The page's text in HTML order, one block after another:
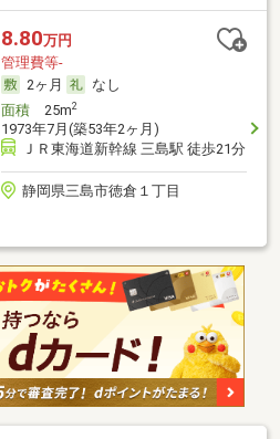
8.80万円
管理費等-
2ヶ月
なし
面積25m2
1973年7月(築53年2ヶ月)
ＪＲ東海道新幹線 三島駅 徒歩21分
静岡県三島市徳倉１丁目